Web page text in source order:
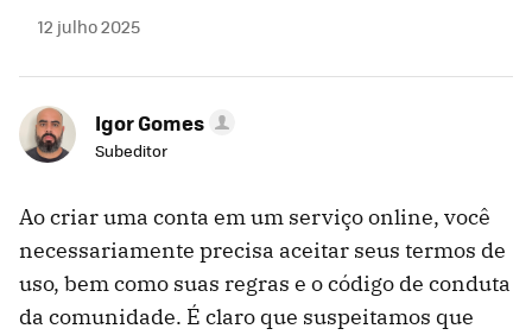
12 julho 2025
Igor Gomes
Subeditor
Ao criar uma conta em um serviço online, você
necessariamente precisa aceitar seus termos de
uso, bem como suas regras e o código de conduta
da comunidade. É claro que suspeitamos que